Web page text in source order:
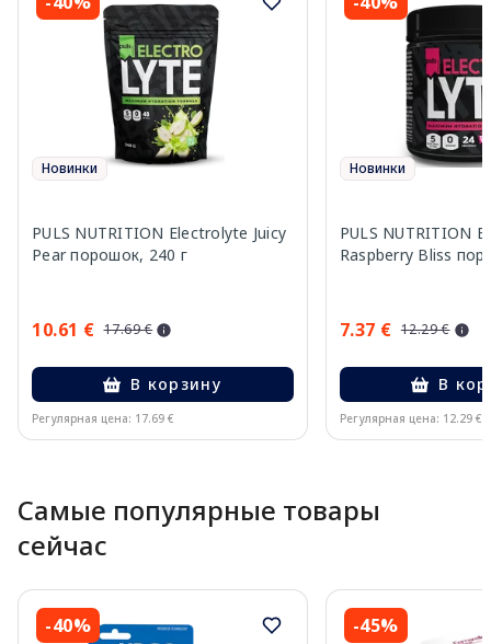
Новинки
PULS NUTRITION Electrolyte Juicy
Pear порошок, 240 г
10.61 € 17.69 €
В корзину
Регулярная цена: 17.69 €
Новинки
PULS NUTRITION
Raspberry Bliss
7.37 € 12.29 €
В
Регулярная цена: 12.29 €
Самые популярные товары
сейчас
-40% -45%